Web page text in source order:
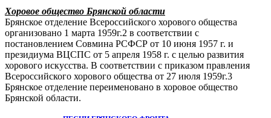
Хоровое общество Брянской области
Брянское отделение Всероссийского хорового общества
организовано 1 марта 1959г.2 в соответствии с
постановлением Совмина РСФСР от 10 июня 1957 г. и
президиума ВЦСПС от 5 апреля 1958 г. с целью развития
хорового искусства. В соответствии с приказом правления
Всероссийского хорового общества от 27 июля 1959г.3
Брянское отделение переименовано в хоровое общество
Брянской области.